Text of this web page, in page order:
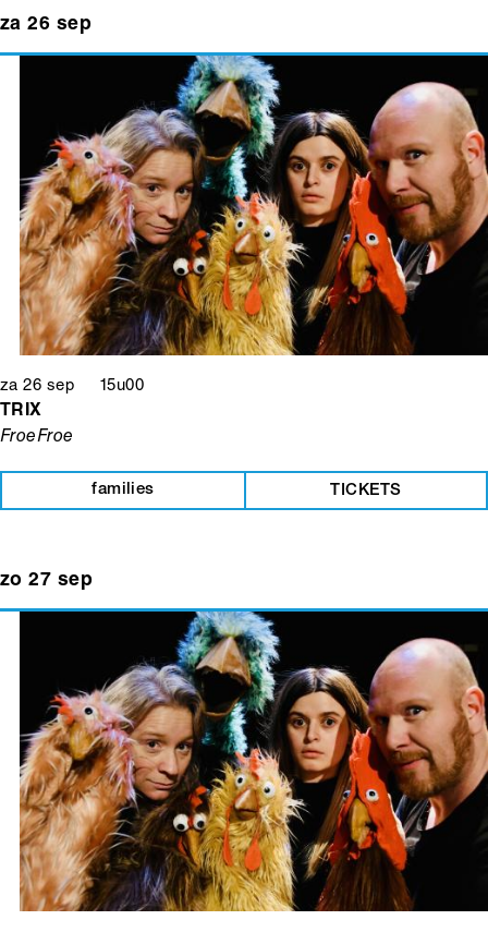
za 26 sep
za 26 sep 15u00
TRIX
FroeFroe
families TICKETS
zo 27 sep